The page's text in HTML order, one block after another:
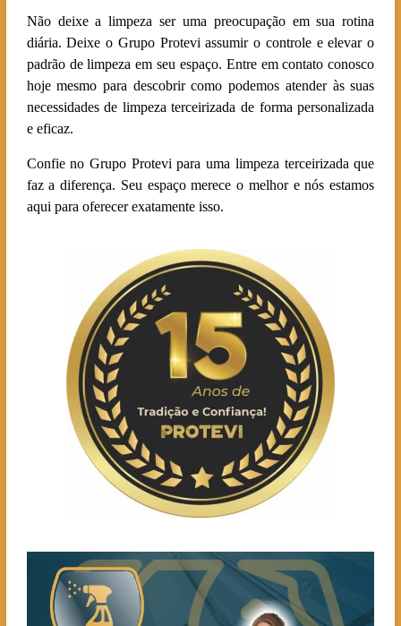
Não deixe a limpeza ser uma preocupação em sua rotina
diária. Deixe o Grupo Protevi assumir o controle e elevar o
padrão de limpeza em seu espaço. Entre em contato conosco
hoje mesmo para descobrir como podemos atender às suas
necessidades de limpeza terceirizada de forma personalizada
e eficaz.
Confie no Grupo Protevi para uma limpeza terceirizada que
faz a diferença. Seu espaço merece o melhor e nós estamos
aqui para oferecer exatamente isso.